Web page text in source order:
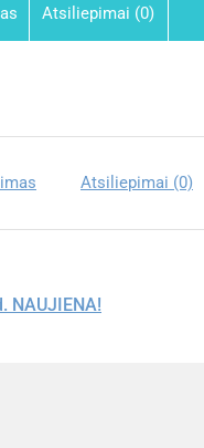
Atsiliepimai (0)
Atsiliepimai (0)
NAUJIENA!